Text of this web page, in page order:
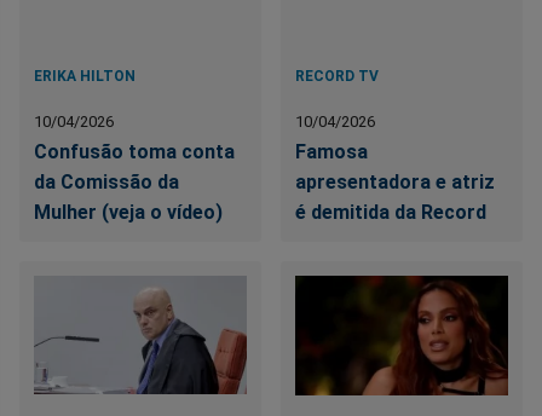
ERIKA HILTON
10/04/2026
Confusão toma conta
da Comissão da
Mulher (veja o vídeo)
RECORD TV
10/04/2026
Famosa
apresentadora e atriz
é demitida da Record